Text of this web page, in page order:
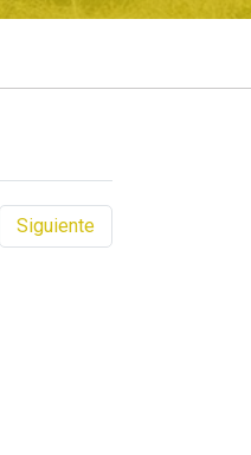
Siguiente